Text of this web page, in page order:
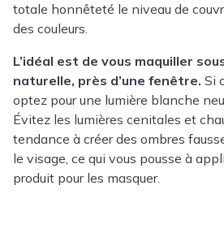
totale honnêteté le niveau de
des couleurs.
L’idéal est de vous maquiller
naturelle, près d’une fenêtre. Si
optez pour une lumière blanche
Évitez les lumières cenitales et
tendance à créer des ombres
le visage, ce qui vous pousse à
produit pour les masquer.